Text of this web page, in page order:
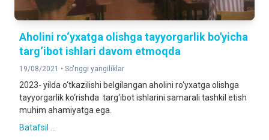
Aholini ro‘yxatga olishga tayyorgarlik bo'yicha
targ‘ibot ishlari davom etmoqda
19/08/2021 • So'nggi yangiliklar
2023- yilda o‘tkazilishi belgilangan aholini ro‘yxatga olishga
tayyorgarlik ko‘rishda targ‘ibot ishlarini samarali tashkil etish
muhim ahamiyatga ega.
Batafsil ...